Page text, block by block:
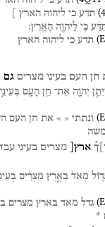
( תדע כי ליהוה הארץ
כִּ֥י לַיהוָ֖ה הָאָֽרֶץ׃
( תדע כי ליהוה הארץ
חן העם בעיני מצרים גם
יְהוָ֛ה אֶת־ חֵ֥ן הָעָ֖ם בְּעֵינֵ֣י
( ונתתי «
» את חן העם
משה
ארץ[ מצרים בעיני
מְאֹד֙ בְּאֶ֣רֶץ מִצְרַ֔יִם
( גדל מאד בארץ מצרים
*